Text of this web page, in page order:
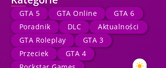
GTA 5 GTA Online
GTA 6
Poradnik
DLC
Aktualności
GTA Roleplay
GTA 3
Przeciek
GTA 4